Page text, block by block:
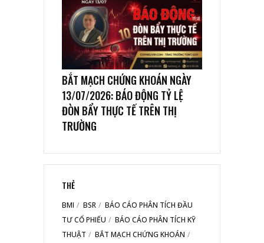
BẮT MẠCH CHỨNG KHOÁN NGÀY
13/07/2026: BÁO ĐỘNG TỶ LỆ
ĐÒN BẨY THỰC TẾ TRÊN THỊ
TRƯỜNG
THẺ
BMI BSR
BÁO CÁO PHÂN TÍCH ĐẦU
TƯ CỔ PHIẾU
BÁO CÁO PHÂN TÍCH KỸ
THUẬT
BẮT MẠCH CHỨNG KHOÁN